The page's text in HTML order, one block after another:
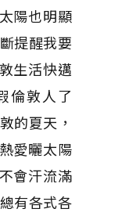
陽也明顯
提醒我要
生活快邁
倫敦人了
的夏天，
愛曬太陽
會汗流滿
有各式各